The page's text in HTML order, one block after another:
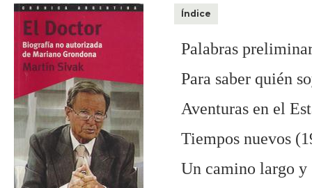
Índice
Palabras
Para saber quién
Aventuras en el
Tiempos nuevos
Un camino largo y